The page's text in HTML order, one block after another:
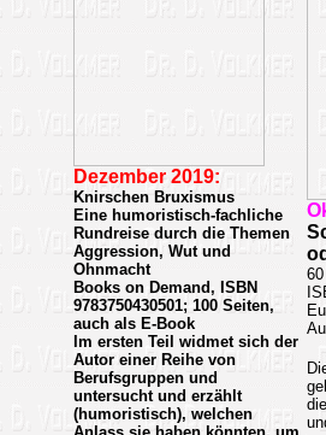
Dezember 2019:
Knirschen Bruxismus
Eine humoristisch-fachliche
Rundreise durch die Themen
Aggression, Wut und
Ohnmacht
Books on Demand, ISBN
9783750430501; 100 Seiten,
auch als E-Book
Im ersten Teil widmet sich der
Autor einer Reihe von
Berufsgruppen und
untersucht und erzählt
(humoristisch), welchen